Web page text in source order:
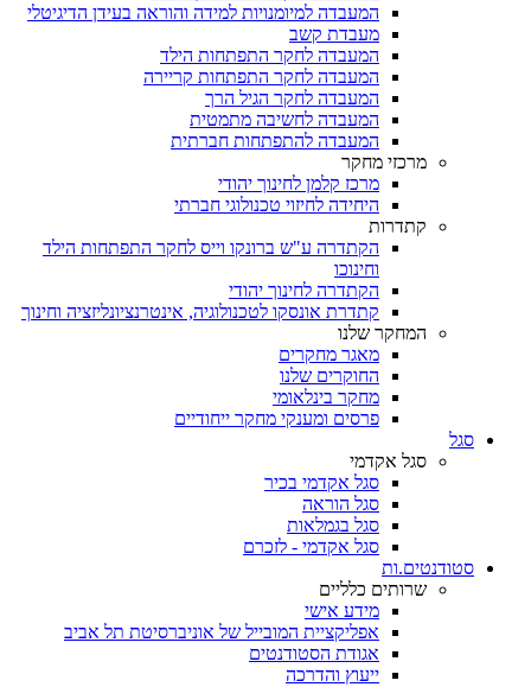
המעבדה למיומנויות למידה והוראה בעידן הדיגיטלי
מעבדת קשב
המעבדה לחקר התפתחות הילד
המעבדה לחקר התפתחות קריירה
המעבדה לחקר הגיל הרך
המעבדה לחשיבה מתמטית
המעבדה להתפתחות חברתית
מרכזי מחקר
מרכז קלמן לחינוך יהודי
היחידה לחיזוי טכנולוגי חברתי
קתדרות
הקתדרה ע"ש ברונקו וייס לחקר התפתחות הילד
וחינוכו
הקתדרה לחינוך יהודי
קתדרת אונסקו לטכנולוגיה, אינטרנציונליזציה וחינוך
המחקר שלנו
מאגר מחקרים
החוקרים שלנו
מחקר בינלאומי
פרסים ומענקי מחקר ייחודיים
סגל
סגל אקדמי
סגל אקדמי בכיר
סגל הוראה
סגל בגמלאות
סגל אקדמי - לזכרם
סטודנטים.ות
שרותים כלליים
מידע אישי
אפליקציית המובייל של אוניברסיטת תל אביב
אגודת הסטודנטים
ייעוץ והדרכה